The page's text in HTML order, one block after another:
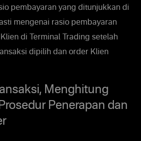
pembayaran yang ditunjukkan di
mengenai rasio pembayaran
di Terminal Trading setelah
dipilih dan order Klien
Menghitung
Penerapan dan